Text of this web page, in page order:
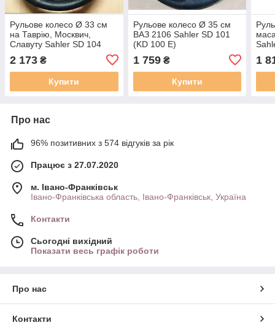
Рульове колесо Ø 33 см
на Таврію, Москвич,
Славуту Sahler SD 104
(SD 203), 4 спиці, кнопка
клаксона
2 173 ₴
Купити
Рульове колесо Ø 35 см
ВАЗ 2106 Sahler SD 101
(KD 100 E)
1 759₴
Купити
1
Про нас
96% позитивних з 574 відгуків за рік
Працює з 27.07.2020
м. Івано-Франківськ
Івано-Франківська область, Івано-Франківськ, Україна
Контакти
Сьогодні вихідний
Показати весь графік роботи
Про нас
Контакти